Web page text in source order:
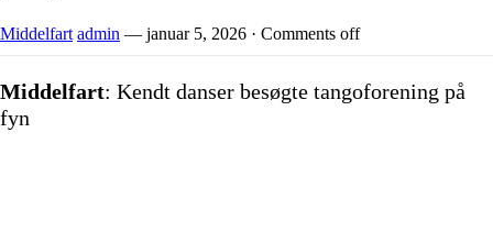
Middelfart admin — januar 5, 2026 · Comments off
Middelfart: Kendt danser besøgte tangoforening på
fyn